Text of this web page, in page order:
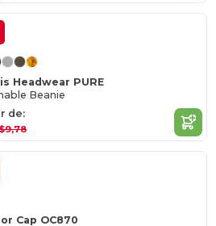
Headwear PURE
Beanie
de:
$9,78
Cap OC870